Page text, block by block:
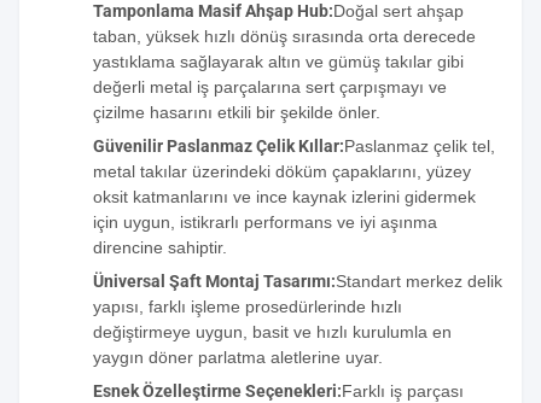
Tamponlama Masif Ahşap Hub:Doğal sert ahşap
taban, yüksek hızlı dönüş sırasında orta derecede
yastıklama sağlayarak altın ve gümüş takılar gibi
değerli metal iş parçalarına sert çarpışmayı ve
çizilme hasarını etkili bir şekilde önler.
Güvenilir Paslanmaz Çelik Kıllar:Paslanmaz çelik tel,
metal takılar üzerindeki döküm çapaklarını, yüzey
oksit katmanlarını ve ince kaynak izlerini gidermek
için uygun, istikrarlı performans ve iyi aşınma
direncine sahiptir.
Üniversal Şaft Montaj Tasarımı:Standart merkez delik
yapısı, farklı işleme prosedürlerinde hızlı
değiştirmeye uygun, basit ve hızlı kurulumla en
yaygın döner parlatma aletlerine uyar.
Esnek Özelleştirme Seçenekleri:Farklı iş parçası